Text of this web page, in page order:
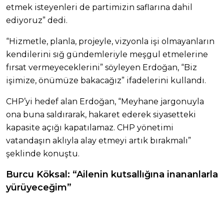
etmek isteyenleri de partimizin saflarına dahil
ediyoruz” dedi.
“Hizmetle, planla, projeyle, vizyonla işi olmayanların
kendilerini sığ gündemleriyle meşgul etmelerine
fırsat vermeyeceklerini” söyleyen Erdoğan, “Biz
işimize, önümüze bakacağız” ifadelerini kullandı.
CHP’yi hedef alan Erdoğan, “Meyhane jargonuyla
ona buna saldırarak, hakaret ederek siyasetteki
kapasite açığı kapatılamaz. CHP yönetimi
vatandaşın aklıyla alay etmeyi artık bırakmalı”
şeklinde konuştu.
Burcu Köksal: “Ailenin kutsallığına inananlarla
yürüyeceğim”